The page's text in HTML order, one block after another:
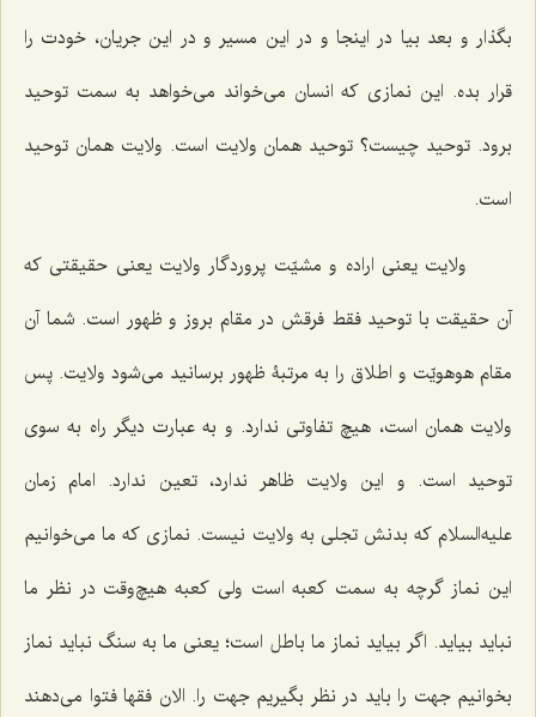
بگذار و بعد بیا در اینجا و در این مسیر و در این جریان، خودت را
قرار بده. این نمازی که انسان می‌خواند می‌خواهد به سمت توحید
برود. توحید چیست؟ توحید همان ولایت است. ولایت همان توحید
است.
ولایت یعنی اراده و مشیّت پروردگار ولایت یعنی حقیقتی که
آن حقیقت با توحید فقط فرقش در مقام بروز و ظهور است. شما آن
مقام هوهویّت و اطلاق را به مرتبۀ ظهور برسانید می‌شود ولایت. پس
ولایت همان است، هیچ تفاوتی ندارد. و به عبارت دیگر راه به سوی
توحید است. و این ولایت ظاهر ندارد، تعین ندارد. امام زمان
علیه‌السلام که بدنش تجلی به ولایت نیست. نمازی که ما می‌خوانیم
این نماز گرچه به سمت کعبه است ولی کعبه هیچ‌وقت در نظر ما
نباید بیاید. اگر بیاید نماز ما باطل است؛ یعنی ما به سنگ نباید نماز
بخوانیم جهت را باید در نظر بگیریم جهت را. الان فقها فتوا می‌دهند